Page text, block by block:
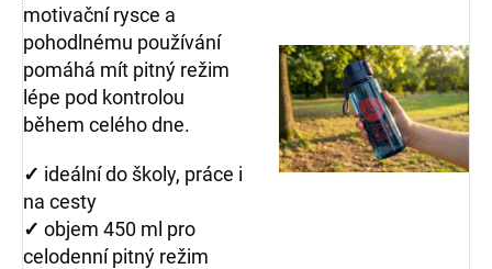
motivační rysce a
pohodlnému používání
pomáhá mít pitný režim
lépe pod kontrolou
během celého dne.
✓ ideální do školy, práce i
na cesty
✓ objem 450 ml pro
celodenní pitný režim